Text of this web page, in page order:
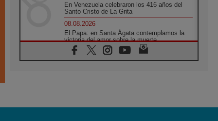
En Venezuela celebraron los 416 años del
Santo Cristo de La Grita
08.08.2026
El Papa: en Santa Ágata contemplamos la
victoria del amor sobre la muerte
08.08.2026
León XIV visitará el Santuario de la Madre
07.08.2026